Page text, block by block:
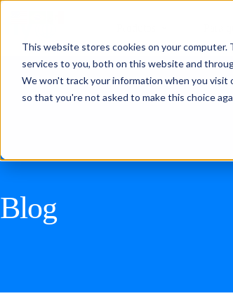
This website stores cookies on your computer.
services to you, both on this website and
We won't track your information when you
so that you're not asked to make this choice
Blog